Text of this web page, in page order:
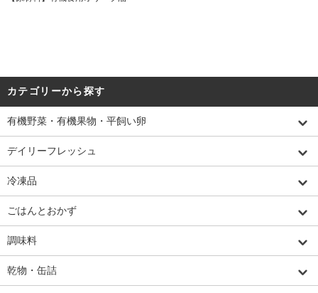
カテゴリーから探す
有機野菜・有機果物・平飼い卵
デイリーフレッシュ
冷凍品
ごはんとおかず
調味料
乾物・缶詰